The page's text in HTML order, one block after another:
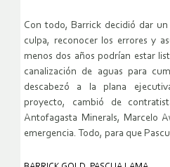
Con todo, Barrick decidió dar
culpa, reconocer los errores y
menos dos años podrían estar
canalización de aguas para
descabezó a la plana
proyecto, cambió de
Antofagasta Minerals, Marcelo
emergencia. Todo, para que